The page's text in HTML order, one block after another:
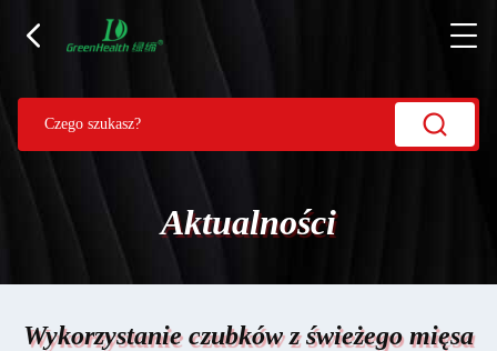
Aktualności
Wykorzystanie czubków z świeżego mięsa